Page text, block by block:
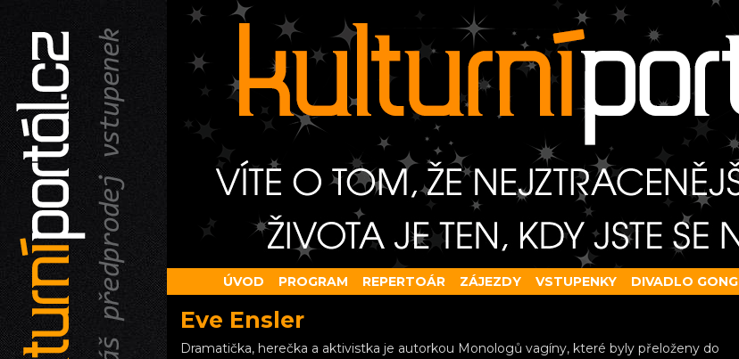
ÚVOD PROGRAM REPERTOÁR ZÁJEZDY VSTUPENKY DIVADLO GONG
Eve Ensler
Dramatička, herečka a aktivistka je autorkou Monologů vagíny, které byly přeloženy do